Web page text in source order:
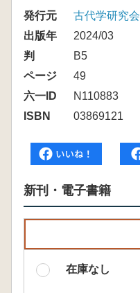
発行元
古代学研究会
出版年
2024/03
判
B5
ページ
49
六一ID
N110883
ISBN
03869121
新刊・電子書籍
在庫なし